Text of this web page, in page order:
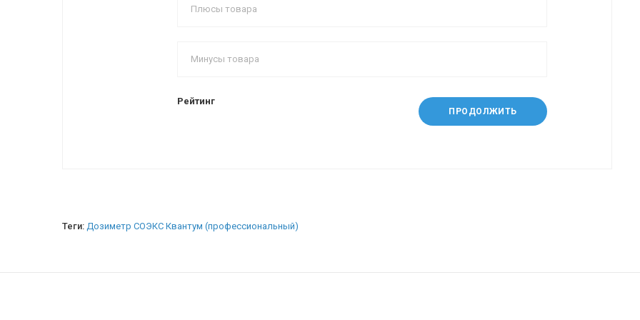
Рейтинг
ПРОДОЛЖИТЬ
Теги: Дозиметр СОЭКС Квантум (профессиональный)